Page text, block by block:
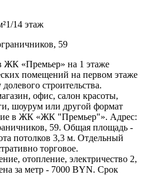
1/14 этаж
59
ЖК «Премьер» на 1 этаже
помещений на первом этаже
строительства.
офис, салон красоты,
шоурум или другой формат
в ЖК «ЖК "Премьер"». Адрес:
59. Общая площадь -
потолков 3,3 м. Отдельный
торговое.
отопление, электричество 2,
за метр - 7000 BYN. Срок